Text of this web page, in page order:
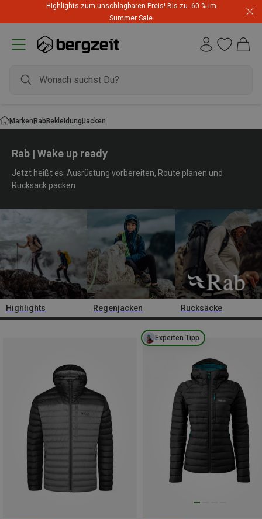
Highlights zum unschlagbaren Preis! Bis zu -60 % im
Summer Sale
MarkenRabBekleidungJacken
Rab | Wake up ready
Jetzt heißt es: Ausrüstung vorbereiten, Route planen und
Rucksack packen
Highlights Regenjacken Rucksäcke
Experten Tipp